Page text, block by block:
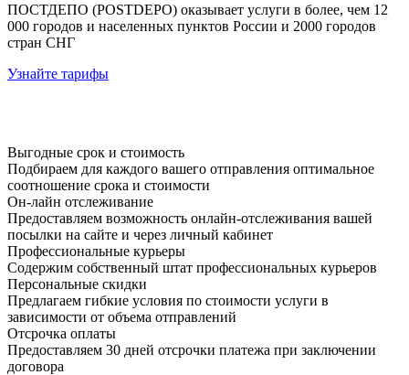
ПОСТДЕПО (POSTDEPO) оказывает услуги в более, чем 12
000 городов и населенных пунктов России и 2000 городов
стран СНГ
Узнайте тарифы
Выгодные срок и стоимость
Подбираем для каждого вашего отправления оптимальное
соотношение срока и стоимости
Он-лайн отслеживание
Предоставляем возможность онлайн-отслеживания вашей
посылки на сайте и через личный кабинет
Профессиональные курьеры
Содержим собственный штат профессиональных курьеров
Персональные скидки
Предлагаем гибкие условия по стоимости услуги в
зависимости от объема отправлений
Отсрочка оплаты
Предоставляем 30 дней отсрочки платежа при заключении
договора